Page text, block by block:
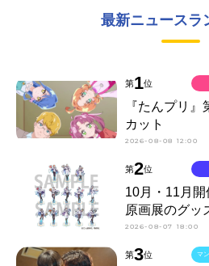
最新ニュースラ
第1位
『たんプリ
カット
2026-08-08 12:00
第2位
10月・11月
原画展のグッ
2026-08-07 18:00
第3位 マ